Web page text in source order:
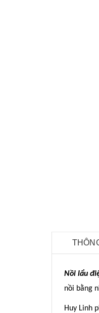
Nồi lẩu
nồi bằng
Huy Linh